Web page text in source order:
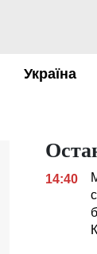
Україна
14:40